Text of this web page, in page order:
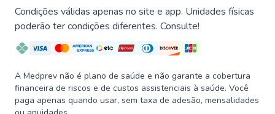
Condições válidas apenas no site e app. Unidades físicas
poderão ter condições diferentes. Consulte!
A Medprev não é plano de saúde e não garante a cobertura
financeira de riscos e de custos assistenciais à saúde. Você
paga apenas quando usar, sem taxa de adesão, mensalidades